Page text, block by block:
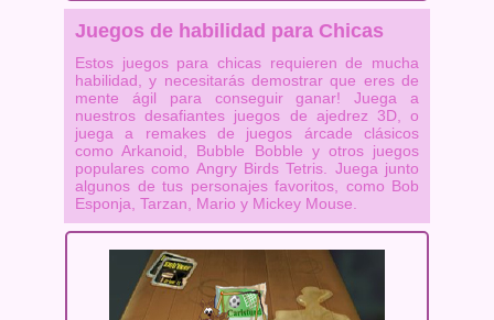
Juegos de habilidad para Chicas
Estos juegos para chicas requieren de mucha
habilidad, y necesitarás demostrar que eres de
mente ágil para conseguir ganar! Juega a
nuestros desafiantes juegos de ajedrez 3D, o
juega a remakes de juegos árcade clásicos
como Arkanoid, Bubble Bobble y otros juegos
populares como Angry Birds Tetris. Juega junto
algunos de tus personajes favoritos, como Bob
Esponja, Tarzan, Mario y Mickey Mouse.